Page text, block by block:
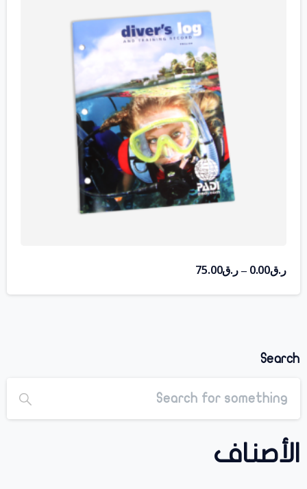
ر.ق0.00
–ر.ق75.00
Search
الأصناف